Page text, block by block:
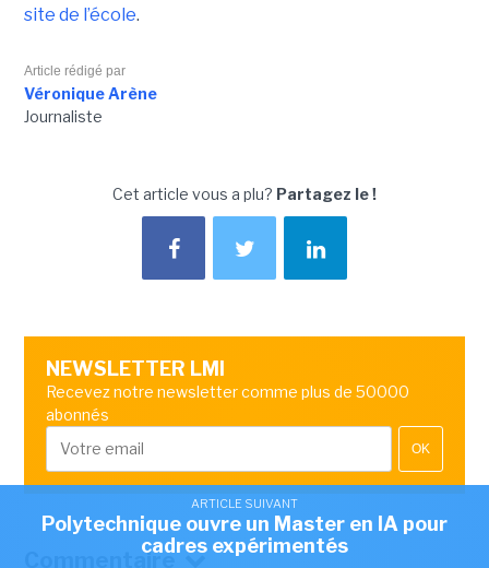
site de l’école.
Article rédigé par
Véronique Arène
Journaliste
Cet article vous a plu? Partagez le !
NEWSLETTER LMI
Recevez notre newsletter comme plus de 50000
abonnés
OK
Commentaire
ARTICLE SUIVANT
Polytechnique ouvre un Master en IA pour
cadres expérimentés